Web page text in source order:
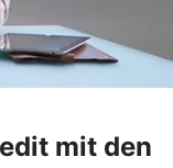
mit den